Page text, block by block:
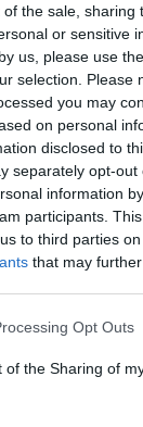
the sale, sharing
or sensitive
us, please use
selection. Please
you may
on personal
disclosed to
separately opt-
information
participants.
to third parties
that may
Opt Outs
of the Sharing of
12:38